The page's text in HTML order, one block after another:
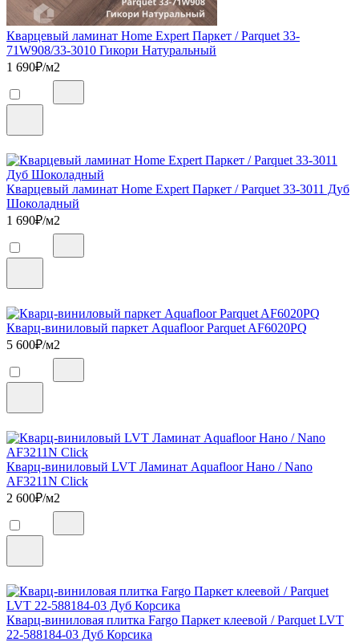
Кварцевый ламинат Home Expert Паркет / Parquet 33-
71W908/33-3010 Гикори Натуральный
1 690₽/м2
Кварцевый ламинат Home Expert Паркет / Parquet 33-3011 Дуб
Шоколадный
1 690₽/м2
Кварц-виниловый паркет Aquafloor Parquet AF6020PQ
5 600₽/м2
Кварц-виниловый LVT Ламинат Aquafloor Нано / Nano
AF3211N Click
2 600₽/м2
Кварц-виниловая плитка Fargo Паркет клеевой / Parquet LVT
22-588184-03 Дуб Корсика